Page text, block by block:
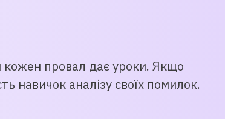
кожен провал дає уроки. Якщо
навичок аналізу своїх помилок.